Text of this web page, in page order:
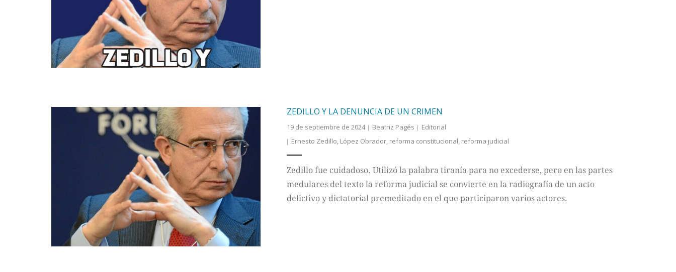
ZEDILLO Y LA DENUNCIA DE UN CRIMEN
19 de septiembre de 2024 Beatriz Pagés
Editorial
Ernesto Zedillo, López Obrador, reforma constitucional, reforma judicial
Zedillo fue cuidadoso. Utilizó la palabra tiranía para no excederse, pero en las partes
medulares del texto la reforma judicial se convierte en la radiografía de un acto
delictivo y dictatorial premeditado en el que participaron varios actores.